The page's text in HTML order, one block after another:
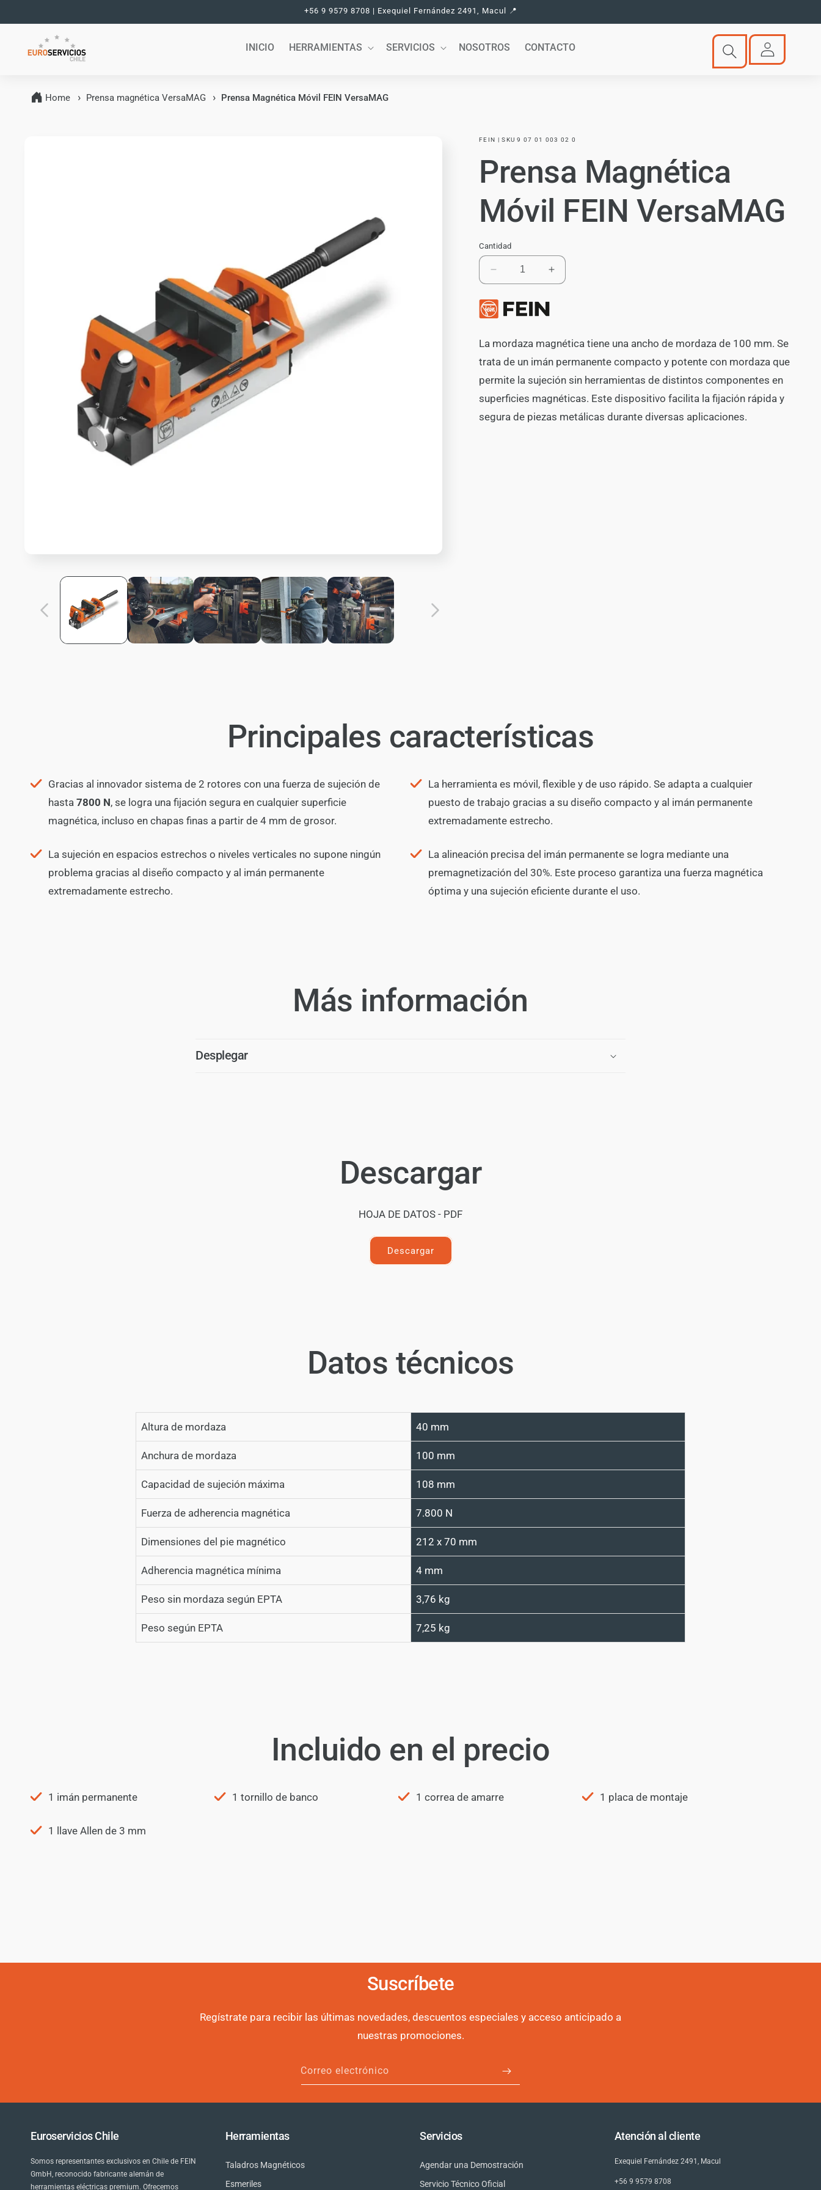
al contenido
+56 9 9579 8708 | Exequiel Fernández 2491, Macul 📍
INICIO HERRAMIENTAS SERVICIOS NOSOTROS CONTACTO
Iniciar
sesión
Home Prensa magnética VersaMAG Prensa Magnética Móvil FEIN VersaMAG
FEIN | SKU 9 07 01 003 02 0
Prensa Magnética
Móvil FEIN VersaMAG
Cantidad
Reducir
cantidad
para
Prensa
Móvil
VersaMAG
Aumentar
cantidad
Móvil
FEIN
VersaMAG
La mordaza magnética tiene una ancho de mordaza de 100 mm. Se
trata de un imán permanente compacto y potente con mordaza que
permite la sujeción sin herramientas de distintos componentes en
superficies magnéticas. Este dispositivo facilita la fijación rápida y
segura de piezas metálicas durante diversas aplicaciones.
Principales características
Gracias al innovador sistema de 2 rotores con una fuerza de sujeción de
hasta 7800 N, se logra una fijación segura en cualquier superficie
magnética, incluso en chapas finas a partir de 4 mm de grosor.
La herramienta es móvil, flexible y de uso rápido. Se adapta a cualquier
puesto de trabajo gracias a su diseño compacto y al imán permanente
extremadamente estrecho.
La sujeción en espacios estrechos o niveles verticales no supone ningún
problema gracias al diseño compacto y al imán permanente
extremadamente estrecho.
La alineación precisa del imán permanente se logra mediante una
premagnetización del 30%. Este proceso garantiza una fuerza magnética
óptima y una sujeción eficiente durante el uso.
Más información
Desplegar
Descargar
HOJA DE DATOS - PDF
Descargar
Datos técnicos
Altura de mordaza 40 mm
Anchura de mordaza 100 mm
Capacidad de sujeción máxima 108 mm
Fuerza de adherencia magnética 7.800 N
Dimensiones del pie magnético 212 x 70 mm
Adherencia magnética mínima 4 mm
Peso sin mordaza según EPTA 3,76 kg
Peso según EPTA 7,25 kg
Incluido en el precio
1 imán permanente 1 tornillo de banco 1 correa de amarre 1 placa de montaje
1 llave Allen de 3 mm
Suscríbete
Regístrate para recibir las últimas novedades, descuentos especiales y acceso anticipado a
nuestras promociones.
Correo electrónico
Euroservicios Chile
Somos representantes exclusivos en Chile de FEIN
GmbH, reconocido fabricante alemán de
herramientas eléctricas premium. Ofrecemos
Herramientas
Taladros Magnéticos
Esmeriles
Servicios
Agendar una Demostración
Servicio Técnico Oficial
Atención al cliente
Exequiel Fernández 2491, Macul
+56 9 9579 8708